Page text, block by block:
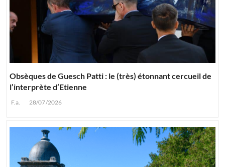
Obsèques de Guesch Patti : le (très) étonnant cercueil de
l’interprète d’Etienne
F.a. 28/07/2026